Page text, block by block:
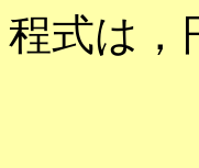
程式は，